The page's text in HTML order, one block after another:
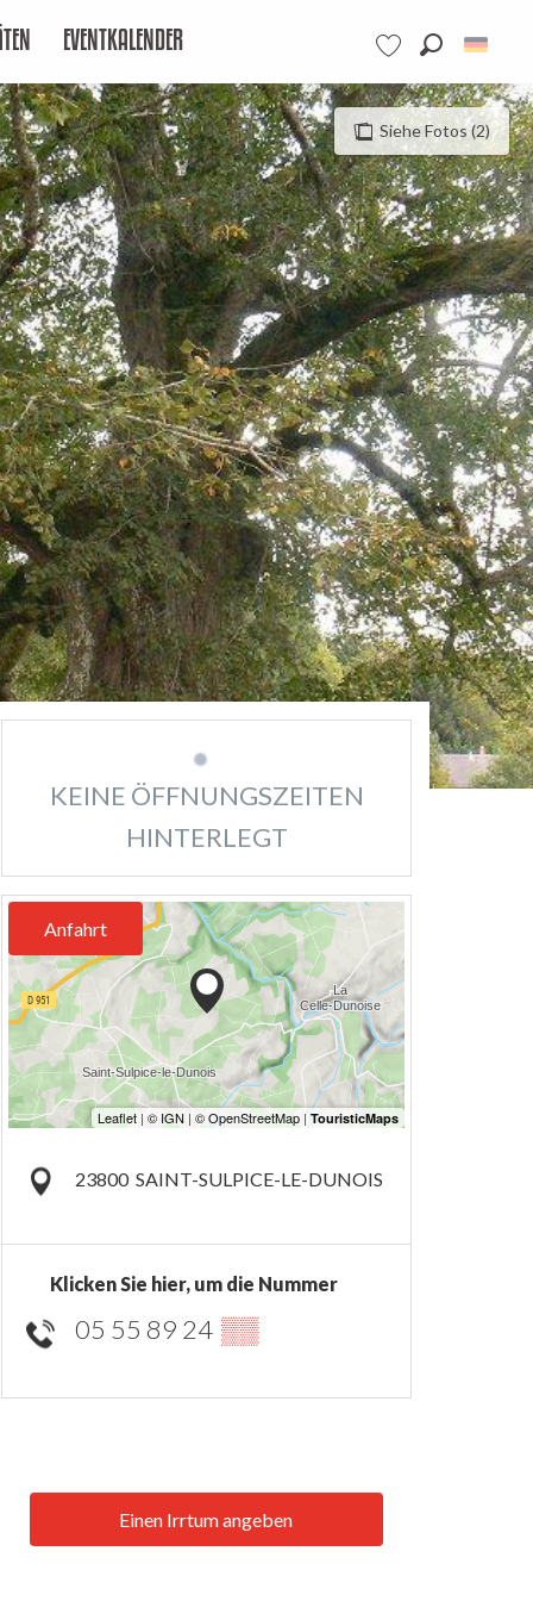
Voir les favoris
EVENTKALENDER
Siehe Fotos (2)
KEINE ÖFFNUNGSZEITEN
HINTERLEGT
Anfahrt
23800 SAINT-SULPICE-LE-DUNOIS
Klicken Sie hier, um die Nummer
05 55 89 24 ▒▒
Einen Irrtum angeben